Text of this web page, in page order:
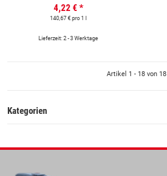
4,22 € *
140,67 € pro 1 l
Lieferzeit: 2 - 3 Werktage
Artikel 1 - 18 von 18
Kategorien